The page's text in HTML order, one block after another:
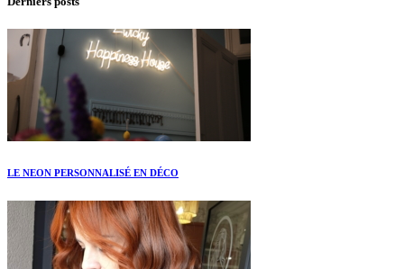
LE NEON PERSONNALISÉ EN DÉCO